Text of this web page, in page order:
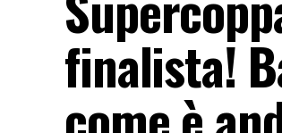
finalista!